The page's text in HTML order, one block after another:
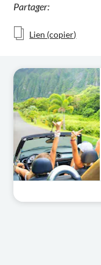
Partager:
Lien (copier)